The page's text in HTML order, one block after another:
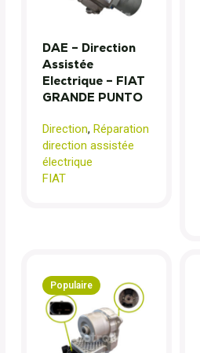
DAE – Direction
Assistée
Electrique – FIAT
GRANDE PUNTO
Direction, Réparation
direction assistée
électrique
FIAT
Populaire